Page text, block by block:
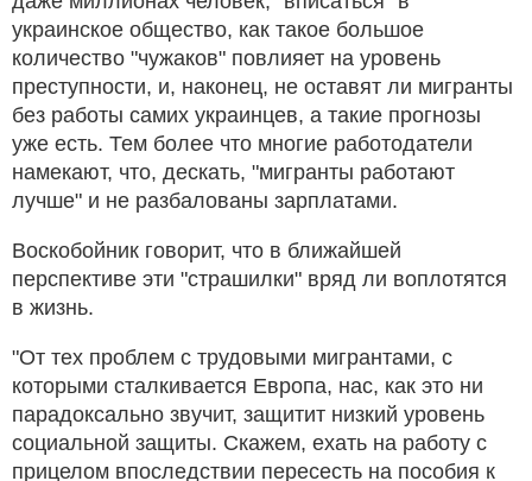
украинское общество, как такое большое
количество "чужаков" повлияет на уровень
преступности, и, наконец, не оставят ли мигранты
без работы самих украинцев, а такие прогнозы
уже есть. Тем более что многие работодатели
намекают, что, дескать, "мигранты работают
лучше" и не разбалованы зарплатами.
Воскобойник говорит, что в ближайшей
перспективе эти "страшилки" вряд ли воплотятся
в жизнь.
"От тех проблем с трудовыми мигрантами, с
которыми сталкивается Европа, нас, как это ни
парадоксально звучит, защитит низкий уровень
социальной защиты. Скажем, ехать на работу с
прицелом впоследствии пересесть на пособия к